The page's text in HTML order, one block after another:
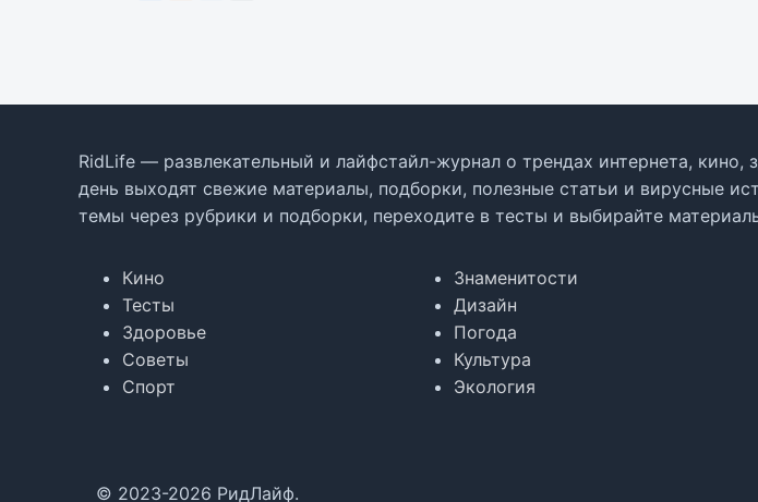
RidLife — развлекательный и лайфстайл-журнал о трендах интернета,
день выходят свежие материалы, подборки, полезные статьи и вирусные
темы через рубрики и подборки, переходите в тесты и выбирайте
Кино
Тесты
Здоровье
Советы
Спорт
Знаменитости
Дизайн
Погода
Культура
Экология
© 2023-2026 РидЛайф.